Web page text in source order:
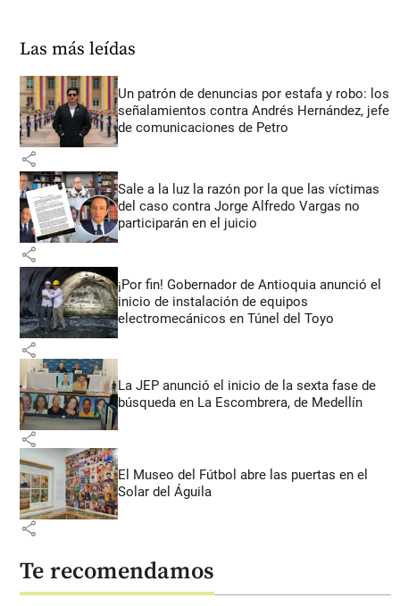
Las más leídas
Un patrón de denuncias por estafa y robo: los
señalamientos contra Andrés Hernández, jefe
de comunicaciones de Petro
share
Sale a la luz la razón por la que las víctimas
del caso contra Jorge Alfredo Vargas no
participarán en el juicio
share
¡Por fin! Gobernador de Antioquia anunció el
inicio de instalación de equipos
electromecánicos en Túnel del Toyo
share
La JEP anunció el inicio de la sexta fase de
búsqueda en La Escombrera, de Medellín
share
El Museo del Fútbol abre las puertas en el
Solar del Águila
share
Te recomendamos